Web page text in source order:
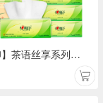
【心相印】茶语丝享系列无香型 3层100抽20包